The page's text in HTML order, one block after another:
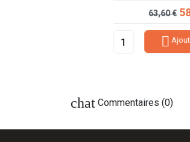
Prix de
63,60 €

chat Commentaires (0)